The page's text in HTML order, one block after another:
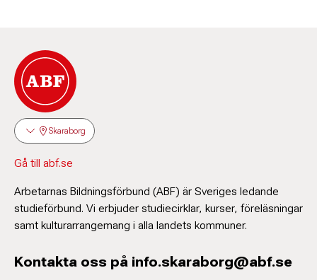
Skaraborg
Gå till abf.se
Arbetarnas Bildningsförbund (ABF) är Sveriges ledande
studieförbund. Vi erbjuder studiecirklar, kurser, föreläsningar
samt kulturarrangemang i alla landets kommuner.
Kontakta oss på info.skaraborg@abf.se